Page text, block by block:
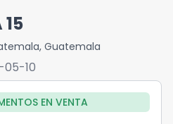
15
, Guatemala
05-10
EN VENTA